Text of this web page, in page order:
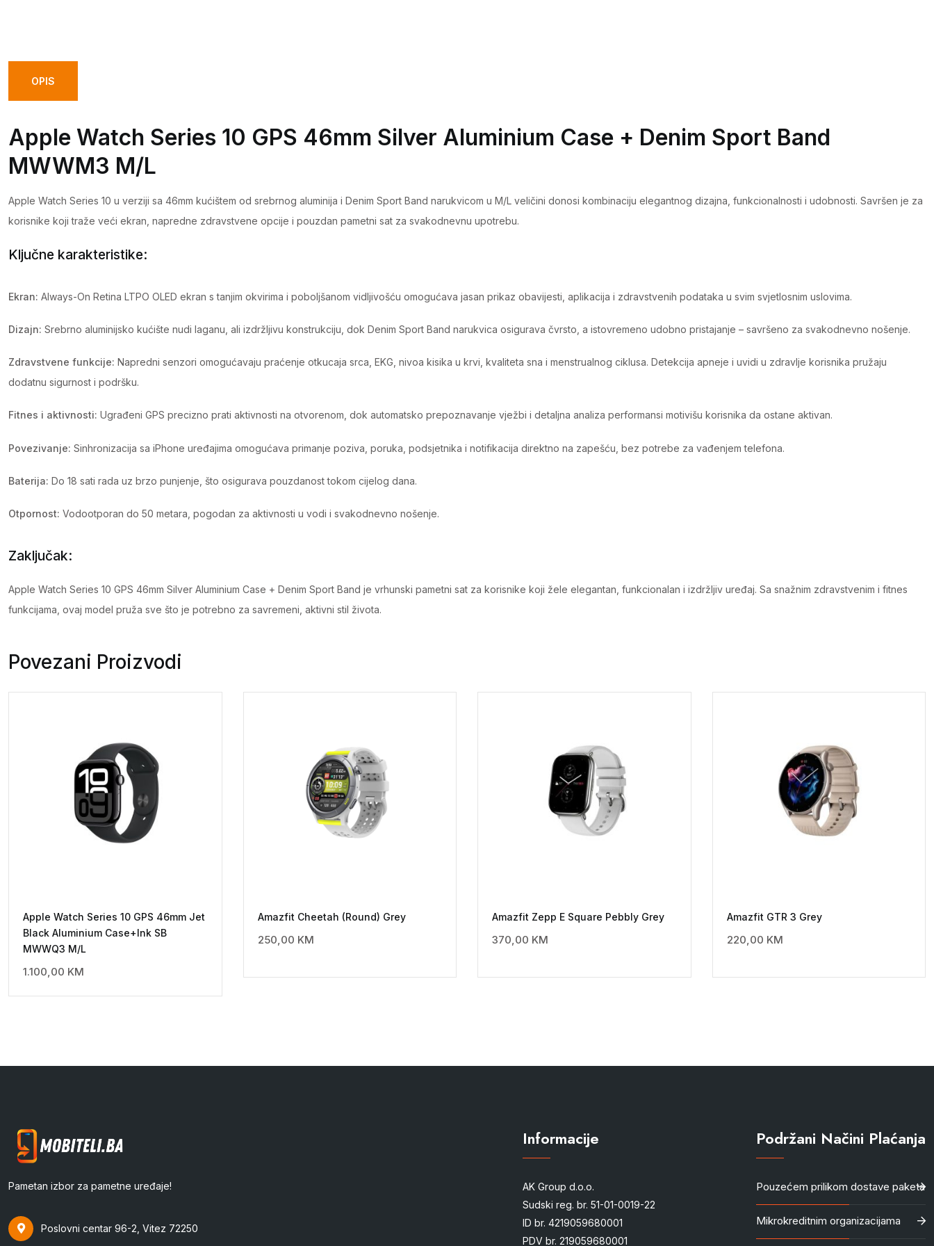
OPIS
Apple Watch Series 10 GPS 46mm Silver Aluminium Case + Denim Sport Band
MWWM3 M/L
Apple Watch Series 10 u verziji sa 46mm kućištem od srebrnog aluminija i Denim Sport Band narukvicom u M/L veličini donosi kombinaciju elegantnog dizajna, funkcionalnosti i udobnosti. Savršen je za
korisnike koji traže veći ekran, napredne zdravstvene opcije i pouzdan pametni sat za svakodnevnu upotrebu.
Ključne karakteristike:
Ekran: Always-On Retina LTPO OLED ekran s tanjim okvirima i poboljšanom vidljivošću omogućava jasan prikaz obavijesti, aplikacija i zdravstvenih podataka u svim svjetlosnim uslovima.
Dizajn: Srebrno aluminijsko kućište nudi laganu, ali izdržljivu konstrukciju, dok Denim Sport Band narukvica osigurava čvrsto, a istovremeno udobno pristajanje – savršeno za svakodnevno nošenje.
Zdravstvene funkcije: Napredni senzori omogućavaju praćenje otkucaja srca, EKG, nivoa kisika u krvi, kvaliteta sna i menstrualnog ciklusa. Detekcija apneje i uvidi u zdravlje korisnika pružaju
dodatnu sigurnost i podršku.
Fitnes i aktivnosti: Ugrađeni GPS precizno prati aktivnosti na otvorenom, dok automatsko prepoznavanje vježbi i detaljna analiza performansi motivišu korisnika da ostane aktivan.
Povezivanje: Sinhronizacija sa iPhone uređajima omogućava primanje poziva, poruka, podsjetnika i notifikacija direktno na zapešću, bez potrebe za vađenjem telefona.
Baterija: Do 18 sati rada uz brzo punjenje, što osigurava pouzdanost tokom cijelog dana.
Otpornost: Vodootporan do 50 metara, pogodan za aktivnosti u vodi i svakodnevno nošenje.
Zaključak:
Apple Watch Series 10 GPS 46mm Silver Aluminium Case + Denim Sport Band je vrhunski pametni sat za korisnike koji žele elegantan, funkcionalan i izdržljiv uređaj. Sa snažnim zdravstvenim i fitnes
funkcijama, ovaj model pruža sve što je potrebno za savremeni, aktivni stil života.
Povezani Proizvodi
Apple Watch Series 10 GPS 46mm Jet
Black Aluminium Case+Ink SB
MWWQ3 M/L
1.100,00 KM
Amazfit Cheetah (Round) Grey
250,00 KM
Amazfit Zepp E Square Pebbly Grey
370,00 KM
Amazfit GTR 3 Grey
220,00 KM
Pametan izbor za pametne uređaje!
Poslovni centar 96-2, Vitez 72250
Informacije
AK Group d.o.o.
Sudski reg. br. 51-01-0019-22
ID br. 4219059680001
PDV br. 219059680001
Podržani Načini Plaćanja
Pouzećem prilikom dostave paketa
Mikrokreditnim organizacijama